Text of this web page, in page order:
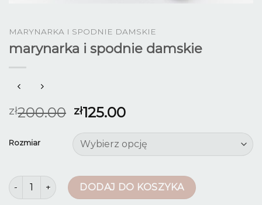
MARYNARKA I SPODNIE DAMSKIE
marynarka i spodnie damskie
zł200.00 zł125.00
Rozmiar
ilość marynarka i spodnie damskie
DODAJ DO KOSZYKA